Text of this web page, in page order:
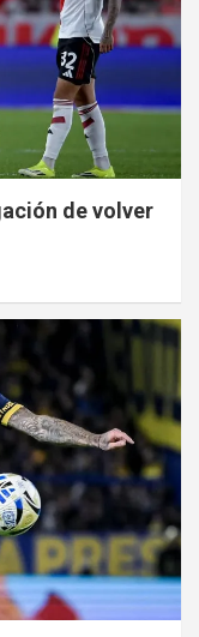
de volver